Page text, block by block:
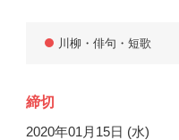
川柳・俳句・短歌
締切
2020年01月15日 (水)